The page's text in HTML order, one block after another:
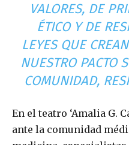
VALORES, DE
ÉTICO Y DE
LEYES QUE
NUESTRO PACTO
COMUNIDAD,
En el teatro ‘Amalia G.
ante la comunidad